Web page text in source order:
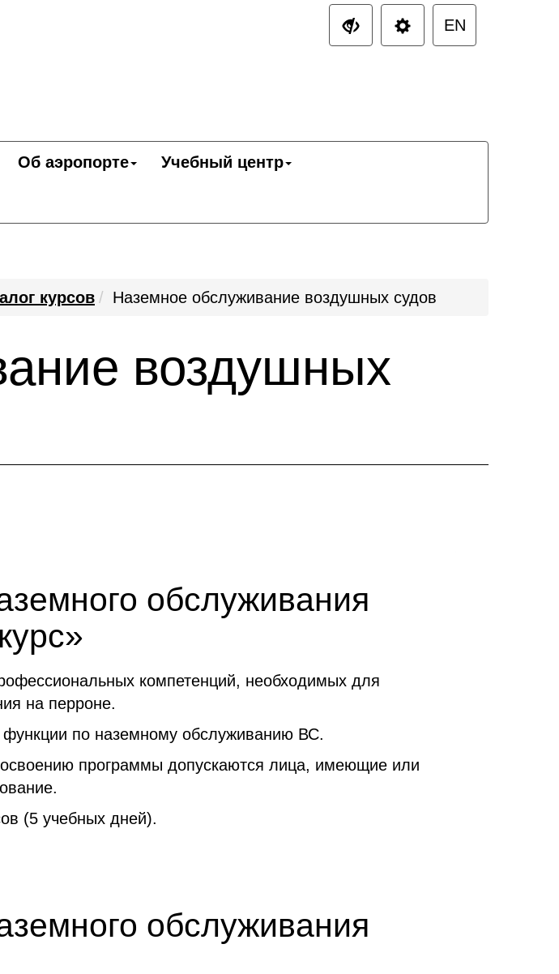
EN
Об аэропорте Учебный центр
курсов Наземное обслуживание воздушных судов
воздушных
обслуживания
компетенций, необходимых для
на перроне.
по наземному обслуживанию ВС.
программы допускаются лица, имеющие или
(5 учебных дней).
обслуживания